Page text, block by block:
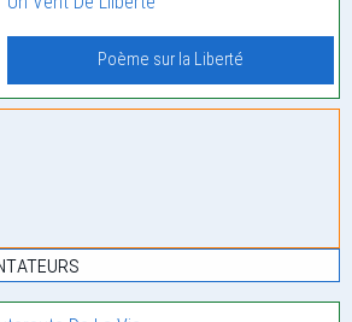
Poème sur la Liberté